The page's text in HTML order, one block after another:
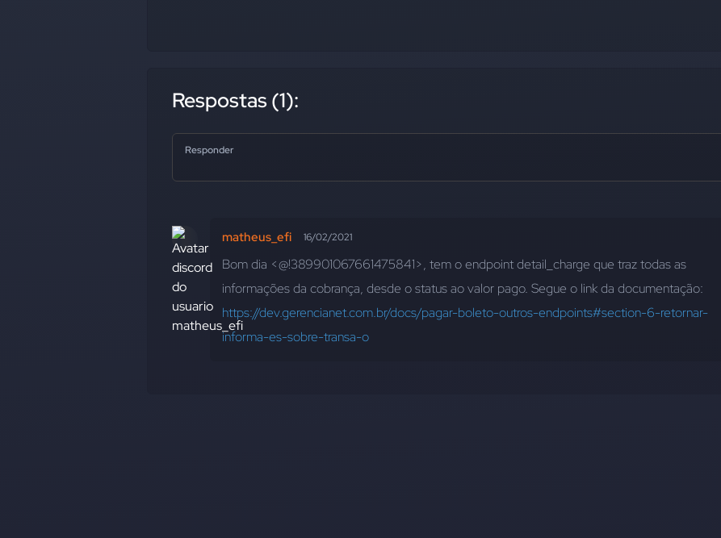
Respostas (1):
Responder
matheus_efi 16/02/2021
Bom dia <@!389901067661475841>, tem o endpoint detail_charge que traz todas as
https://dev.gerencianet.com.br/docs/pagar-boleto-outros-endpoints#section-6-retornar-
informa-es-sobre-transa-o